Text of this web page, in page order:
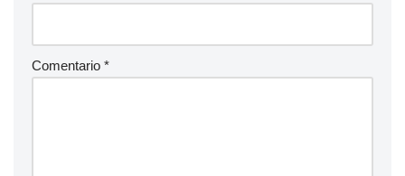
Comentario *